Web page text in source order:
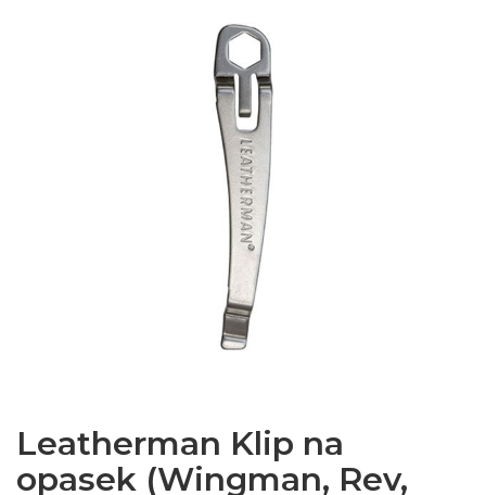
Leatherman Klip na
opasek (Wingman, Rev,